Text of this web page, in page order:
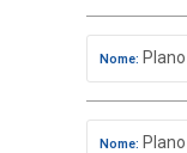
Nome:
Nome: